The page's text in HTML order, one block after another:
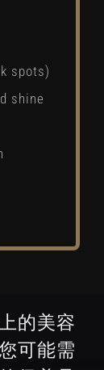
spots)
shine
spots)
shine
shine
shine
eyes
eyes)
eyes
eyes)
shine
的美容
可能需